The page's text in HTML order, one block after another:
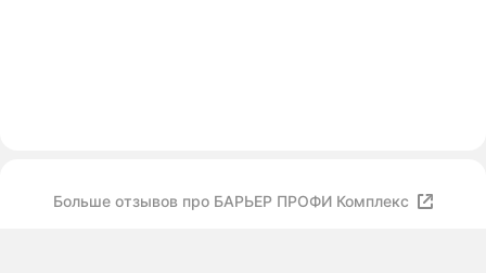
Больше отзывов про БАРЬЕР ПРОФИ Комплекс